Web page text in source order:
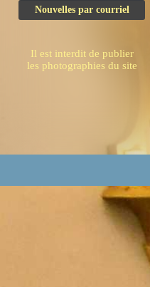
Nouvelles par courriel
Il est interdit de publier
les photographies du site